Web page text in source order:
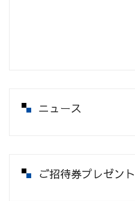
ニュース
ご招待券プレゼント